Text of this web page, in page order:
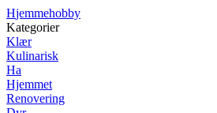
Hjemmehobby
Kategorier
Klær
Kulinarisk
Ha
Hjemmet
Renovering